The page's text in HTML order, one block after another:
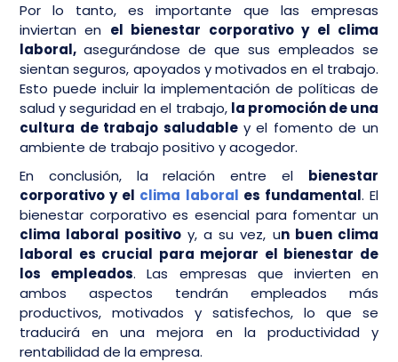
Por lo tanto, es importante que las empresas
inviertan en el bienestar corporativo y el clima
laboral, asegurándose de que sus empleados se
sientan seguros, apoyados y motivados en el trabajo.
Esto puede incluir la implementación de políticas de
salud y seguridad en el trabajo, la promoción de una
cultura de trabajo saludable y el fomento de un
ambiente de trabajo positivo y acogedor.
En conclusión, la relación entre el bienestar
corporativo y el clima laboral es fundamental. El
bienestar corporativo es esencial para fomentar un
clima laboral positivo y, a su vez, un buen clima
laboral es crucial para mejorar el bienestar de
los empleados. Las empresas que invierten en
ambos aspectos tendrán empleados más
productivos, motivados y satisfechos, lo que se
traducirá en una mejora en la productividad y
rentabilidad de la empresa.